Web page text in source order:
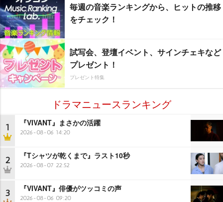
毎週の音楽ランキングから、ヒットの推移
をチェック！
試写会、登壇イベント、サインチェキなど
プレゼント！
プレゼント特集
ドラマニュースランキング
1 『VIVANT』まさかの活躍
2026-08-06 14:20
2 『Tシャツが乾くまで』ラスト10秒
2026-08-07 22:52
3 『VIVANT』俳優がツッコミの声
2026-08-06 09:20